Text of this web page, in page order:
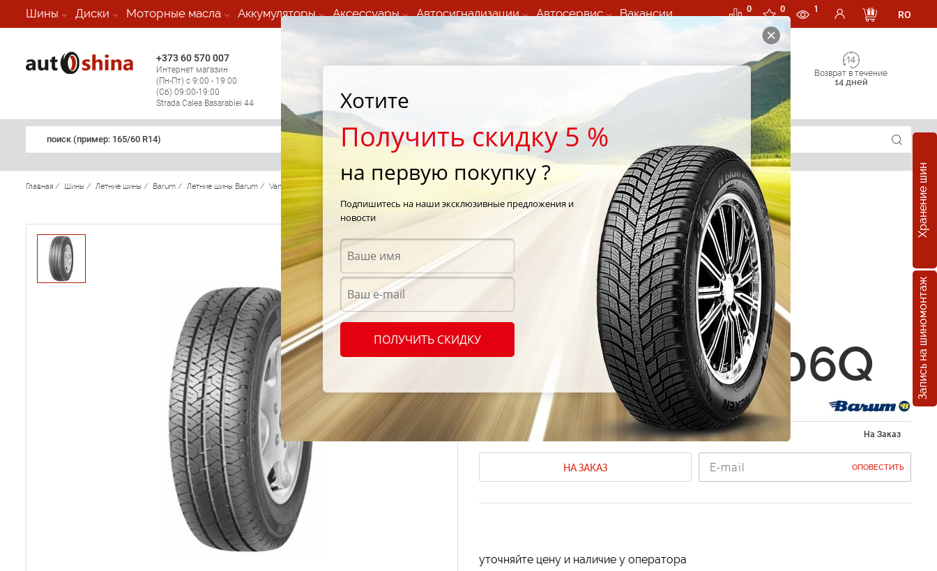
Шины Диски Моторные масла Аккумуляторы Аксессуары Автосигнализации Автосервис Вакансии 0 0 1
RO
+373 60 570 007
Интернет магазин
(Пн-Пт) с 9:00 - 19:00
(Сб) 09:00-19:00
Strada Calea Basarabiei 44
Мобильный шиномонтаж 24/7
Возврат в течение
14 дней
поиск (примеp: 165/60 R14)
Хранение шин
Запись на шиномонтаж
Главная / Шины / Летние шины / Barum / Летние шины Barum / Vanis / Barum VANIS 195/80 R14 106Q
Летние шины
Barum VANIS
195/80 R14 106Q
Летние шины Barum Летние шины 195/80 R14
Код продукта: AT-47130 На Заказ
НА ЗАКАЗ ОПОВЕСТИТЬ
уточняйте цену и наличие у оператора
Хотите
Получить скидку 5 %
на первую покупку ?
Подпишитесь на наши эксклюзивные предложения и
новости
ПОЛУЧИТЬ СКИДКУ